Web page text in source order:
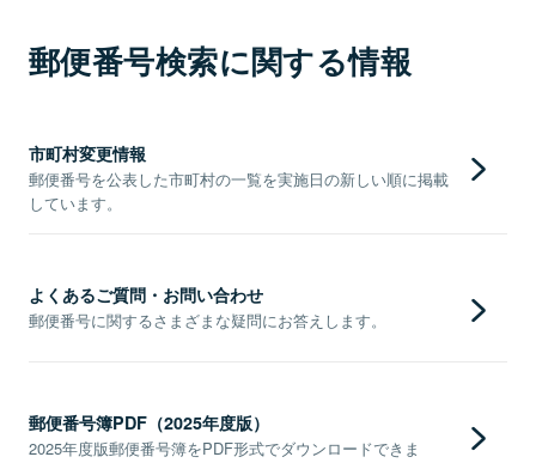
郵便番号検索に関する情報
市町村変更情報
郵便番号を公表した市町村の一覧を実施日の新しい順に掲載
しています。
よくあるご質問・お問い合わせ
郵便番号に関するさまざまな疑問にお答えします。
郵便番号簿PDF（2025年度版）
2025年度版郵便番号簿をPDF形式でダウンロードできま